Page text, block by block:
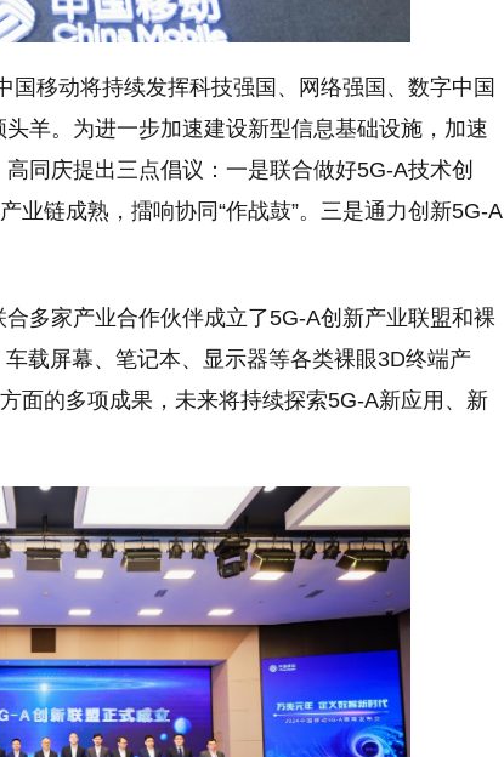
国移动将持续发挥科技强国、网络强国、数字中国
羊。为进一步加速建设新型信息基础设施，加速
同庆提出三点倡议：一是联合做好5G-A技术创
业链成熟，擂响协同“作战鼓”。三是通力创新5G-A
多家产业合作伙伴成立了5G-A创新产业联盟和裸
载屏幕、笔记本、显示器等各类裸眼3D终端产
面的多项成果，未来将持续探索5G-A新应用、新